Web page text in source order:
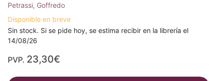
Petrassi, Goffredo
Disponible en breve
Sin stock. Si se pide hoy, se estima recibir en la librería el
14/08/26
PVP. 23,30€